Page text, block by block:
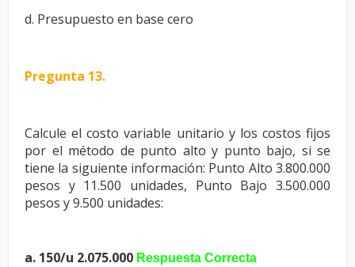
d. Presupuesto en base cero
Pregunta 13.
Calcule el costo variable unitario y los costos fijos
por el método de punto alto y punto bajo, si se
tiene la siguiente información: Punto Alto 3.800.000
pesos y 11.500 unidades, Punto Bajo 3.500.000
pesos y 9.500 unidades:
a. 150/u 2.075.000 Respuesta Correcta